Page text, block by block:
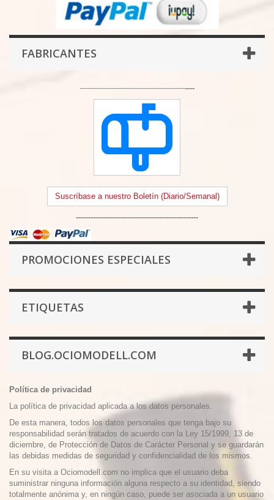
FABRICANTES
-----------------------------------------------
Suscríbase a nuestro Boletín (Diario/Semanal)
--------------------------------------------------
PROMOCIONES ESPECIALES
ETIQUETAS
BLOG.OCIOMODELL.COM
Política de privacidad
La política de privacidad aplicada a los datos personales.
De esta manera, todos los datos personales que tenga bajo su
responsabilidad serán tratados de acuerdo con la Ley 15/1999, 13 de
diciembre, de Protección de Datos de Carácter Personal y se guardarán
las debidas medidas de seguridad y confidencialidad de los mismos.
En su visita a Ociomodell.com no implica que el usuario deba
suministrar ninguna información alguna respecto a su identidad, siendo
totalmente anónima y, en ningún caso, puede ser asociada a un usuario